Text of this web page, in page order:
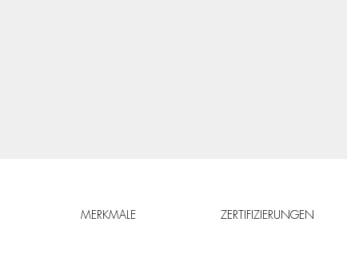
MERKMALE ZERTIFIZIERUNGEN